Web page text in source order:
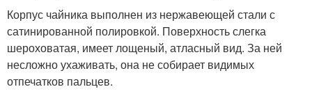
Корпус чайника выполнен из нержавеющей стали с
сатинированной полировкой. Поверхность слегка
шероховатая, имеет лощеный, атласный вид. За ней
несложно ухаживать, она не собирает видимых
отпечатков пальцев.